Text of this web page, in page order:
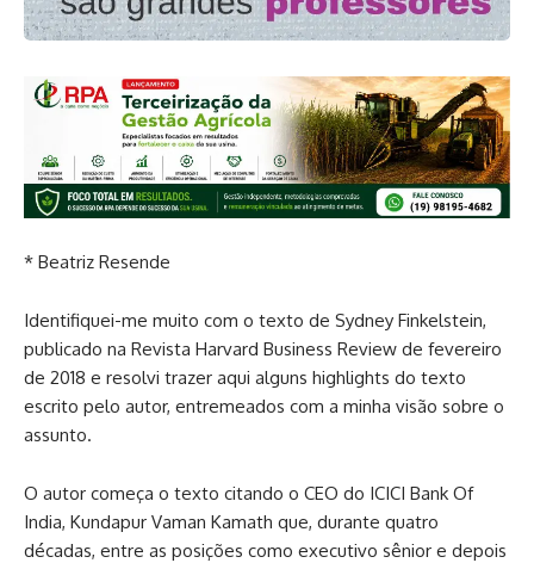
* Beatriz Resende
Identifiquei-me muito com o texto de Sydney Finkelstein,
publicado na Revista Harvard Business Review de fevereiro
de 2018 e resolvi trazer aqui alguns highlights do texto
escrito pelo autor, entremeados com a minha visão sobre o
assunto.
O autor começa o texto citando o CEO do ICICI Bank Of
India, Kundapur Vaman Kamath que, durante quatro
décadas, entre as posições como executivo sênior e depois